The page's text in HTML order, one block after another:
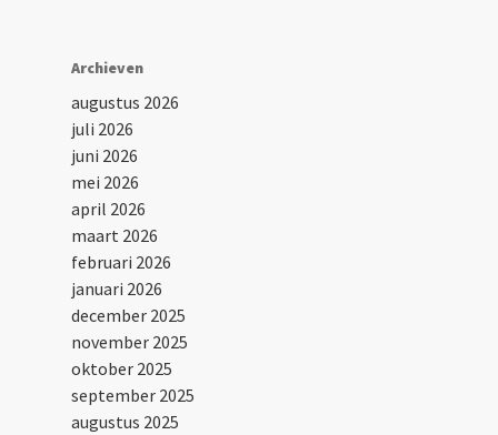
Archieven
augustus 2026
juli 2026
juni 2026
mei 2026
april 2026
maart 2026
februari 2026
januari 2026
december 2025
november 2025
oktober 2025
september 2025
augustus 2025